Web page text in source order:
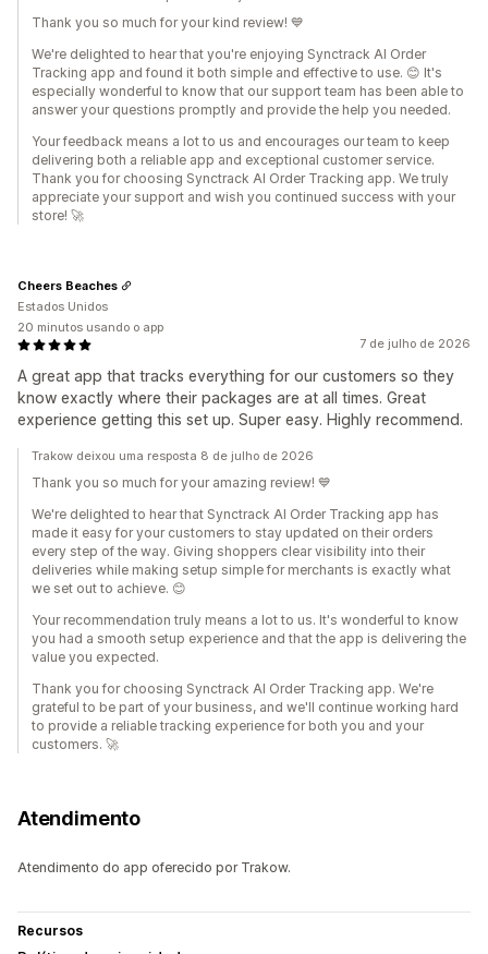
Thank you so much for your kind review! 💙
We're delighted to hear that you're enjoying Synctrack AI Order
Tracking app and found it both simple and effective to use. 😊 It's
especially wonderful to know that our support team has been able to
answer your questions promptly and provide the help you needed.
Your feedback means a lot to us and encourages our team to keep
delivering both a reliable app and exceptional customer service.
Thank you for choosing Synctrack AI Order Tracking app. We truly
appreciate your support and wish you continued success with your
store! 🚀
7 de julho de 2026
A great app that tracks everything for our customers so they
know exactly where their packages are at all times. Great
experience getting this set up. Super easy. Highly recommend.
Cheers Beaches
Estados Unidos
20 minutos usando o app
Trakow deixou uma resposta 8 de julho de 2026
Thank you so much for your amazing review! 💙
We're delighted to hear that Synctrack AI Order Tracking app has
made it easy for your customers to stay updated on their orders
every step of the way. Giving shoppers clear visibility into their
deliveries while making setup simple for merchants is exactly what
we set out to achieve. 😊
Your recommendation truly means a lot to us. It's wonderful to know
you had a smooth setup experience and that the app is delivering the
value you expected.
Thank you for choosing Synctrack AI Order Tracking app. We're
grateful to be part of your business, and we'll continue working hard
to provide a reliable tracking experience for both you and your
customers. 🚀
Atendimento
Atendimento do app oferecido por Trakow.
Recursos